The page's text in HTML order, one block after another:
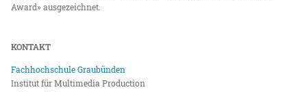
Award» ausgezeichnet.
KONTAKT
Fachhochschule Graubünden
Institut für Multimedia Production